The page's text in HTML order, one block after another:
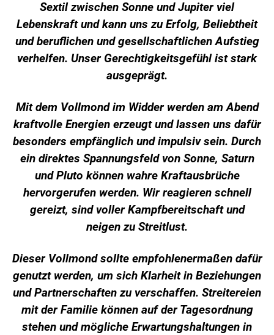
Sextil zwischen Sonne und Jupiter viel
Lebenskraft und kann uns zu Erfolg, Beliebtheit
und beruflichen und gesellschaftlichen Aufstieg
verhelfen. Unser Gerechtigkeitsgefühl ist stark
ausgeprägt.
Mit dem Vollmond im Widder werden am Abend
kraftvolle Energien erzeugt und lassen uns dafür
besonders empfänglich und impulsiv sein. Durch
ein direktes Spannungsfeld von Sonne, Saturn
und Pluto können wahre Kraftausbrüche
hervorgerufen werden. Wir reagieren schnell
gereizt, sind voller Kampfbereitschaft und
neigen zu Streitlust.
Dieser Vollmond sollte empfohlenermaßen dafür
genutzt werden, um sich Klarheit in Beziehungen
und Partnerschaften zu verschaffen. Streitereien
mit der Familie können auf der Tagesordnung
stehen und mögliche Erwartungshaltungen in